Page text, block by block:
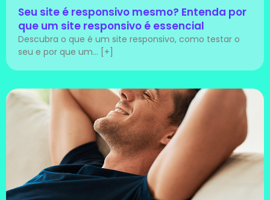
Seu site é responsivo mesmo? Entenda por
que um site responsivo é essencial
Descubra o que é um site responsivo, como testar o
seu e por que um... [+]